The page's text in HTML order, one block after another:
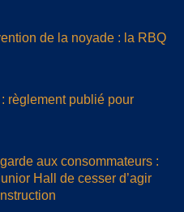
de la noyade : la RBQ
règlement publié pour
aux consommateurs :
Hall de cesser d’agir